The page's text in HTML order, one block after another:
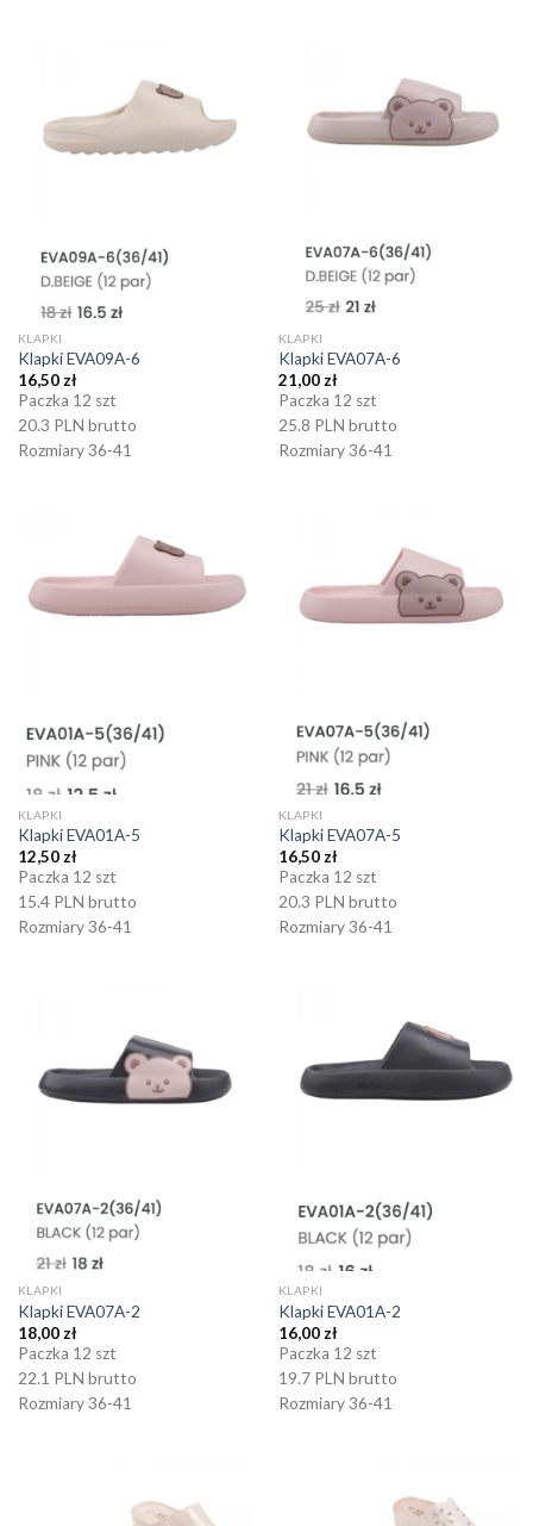
KLAPKI
Klapki EVA09A-6
16,50zł
Paczka 12 szt
20.3 PLN brutto
Rozmiary 36-41
KLAPKI
Klapki EVA07A-6
21,00zł
Paczka 12 szt
25.8 PLN brutto
Rozmiary 36-41
KLAPKI
Klapki EVA01A-5
12,50zł
Paczka 12 szt
15.4 PLN brutto
Rozmiary 36-41
KLAPKI
Klapki EVA07A-5
16,50zł
Paczka 12 szt
20.3 PLN brutto
Rozmiary 36-41
KLAPKI
Klapki EVA07A-2
18,00 zł
Paczka 12 szt
22.1 PLN brutto
Rozmiary 36-41
KLAPKI
Klapki EVA01A-2
16,00 zł
Paczka 12 szt
19.7 PLN brutto
Rozmiary 36-41